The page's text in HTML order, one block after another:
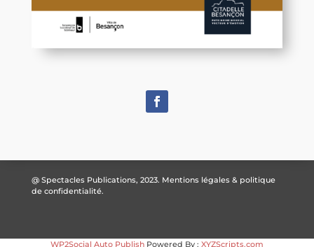
@ Spectacles Publications, 2023. Mentions légales & politique
de confidentialité.
WP2Social Auto Publish Powered By : XYZScripts.com